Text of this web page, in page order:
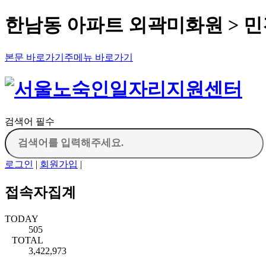
한남동 아파트 외곽미화원 >
본문 바로가기 주메뉴 바로가기
검색어 필수
로그인 | 회원가입 |
접속자집계
TODAY
505
TOTAL
3,422,973